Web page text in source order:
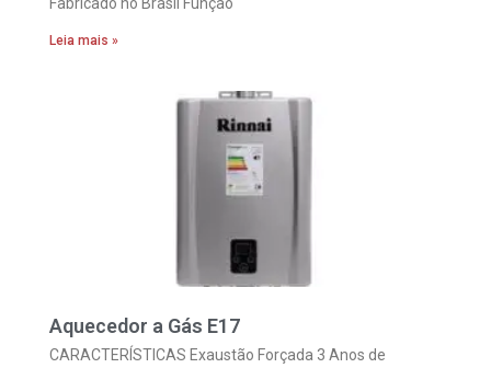
Leia mais »
Aquecedor a Gás E17
CARACTERÍSTICAS Exaustão Forçada 3 Anos de